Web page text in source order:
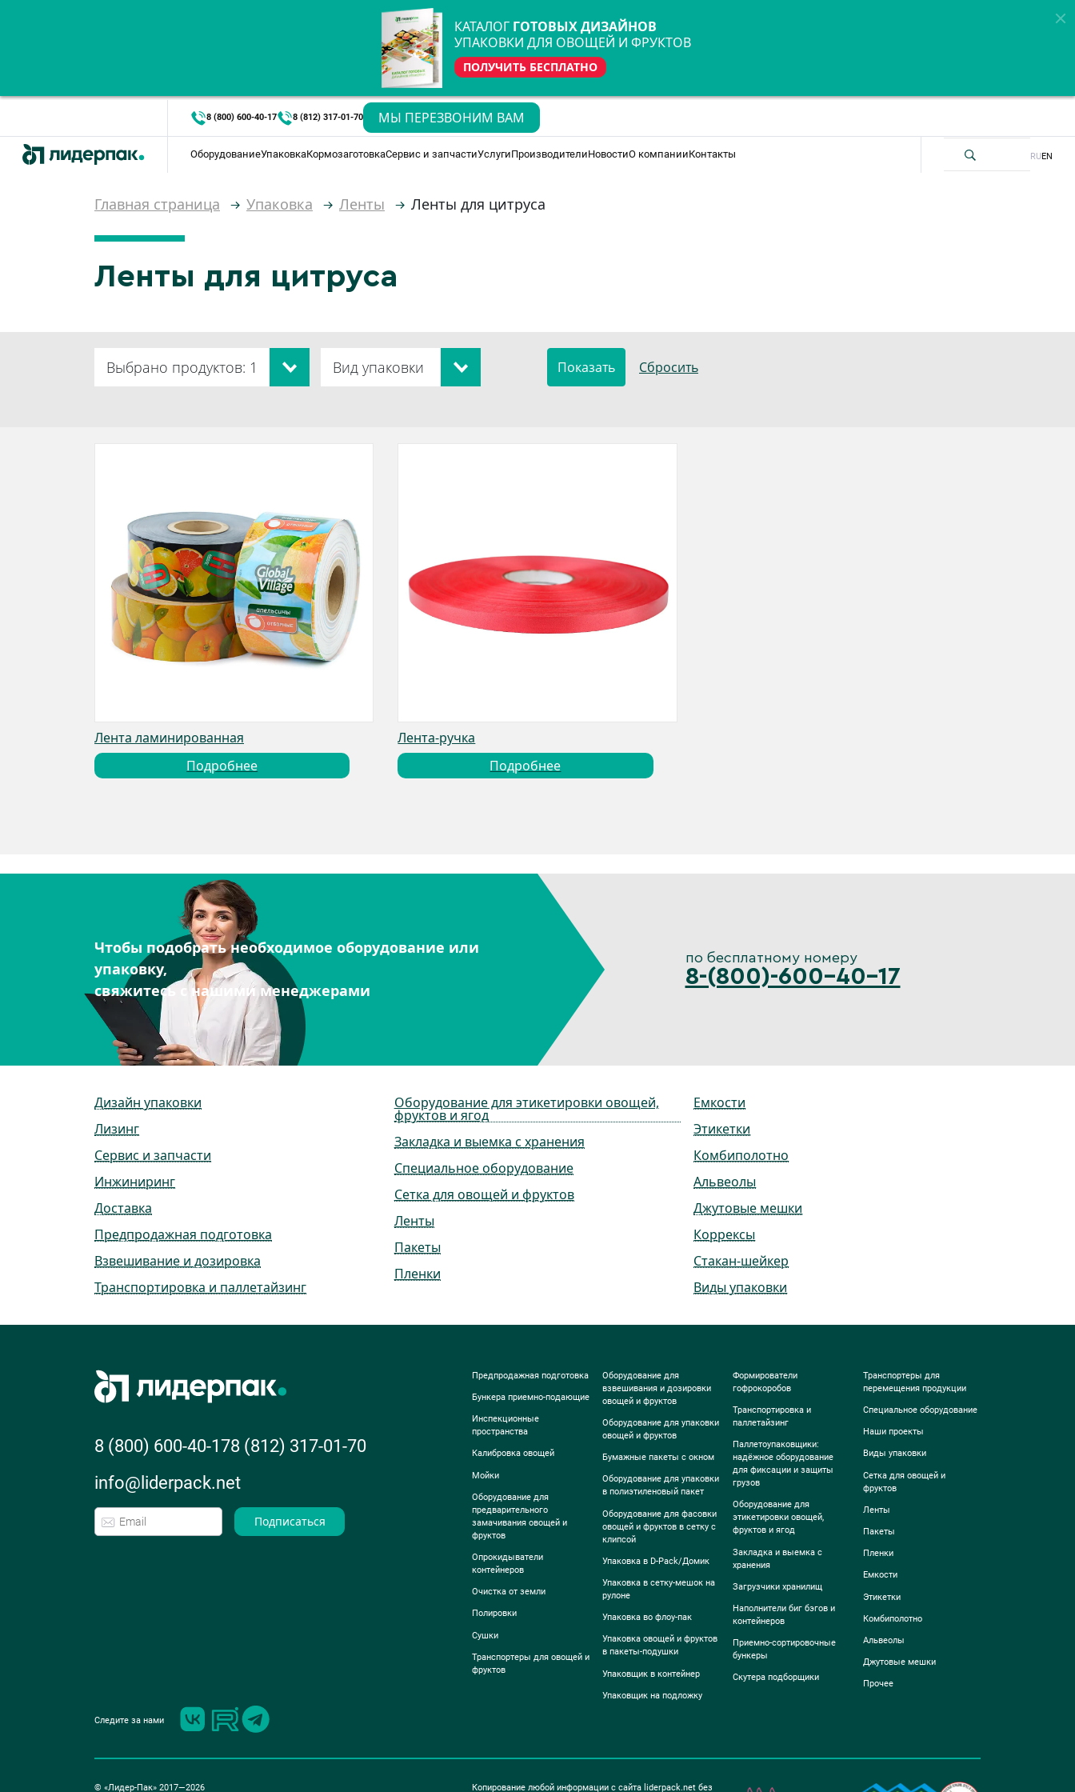
КАТАЛОГ ГОТОВЫХ ДИЗАЙНОВ
УПАКОВКИ ДЛЯ ОВОЩЕЙ И ФРУКТОВ
ПОЛУЧИТЬ БЕСПЛАТНО
8 (800) 600-40-17 8 (812) 317-01-70 МЫ ПЕРЕЗВОНИМ ВАМ
ОборудованиеУпаковкаКормозаготовкаСервис и запчастиУслугиПроизводителиНовостиО компанииКонтакты RUEN
Главная страница Упаковка Ленты Ленты для цитруса
Ленты для цитруса
Выбрано продуктов: 1 Вид упаковки
Лента ламинированная
Подробнее
Лента-ручка
Подробнее
Чтобы подобрать необходимое оборудование или
упаковку,
свяжитесь с нашими менеджерами
по бесплатному номеру
8-(800)-600-40-17
Дизайн упаковки
Лизинг
Сервис и запчасти
Инжиниринг
Доставка
Предпродажная подготовка
Взвешивание и дозировка
Транспортировка и паллетайзинг
Оборудование для этикетировки овощей,
фруктов и ягод
Закладка и выемка с хранения
Специальное оборудование
Сетка для овощей и фруктов
Ленты
Пакеты
Пленки
Емкости
Этикетки
Комбиполотно
Альвеолы
Джутовые мешки
Коррексы
Стакан-шейкер
Виды упаковки
8 (800) 600-40-178 (812) 317-01-70
info@liderpack.net
Подписаться
Предпродажная подготовка
Бункера приемно-подающие
Инспекционные
пространства
Калибровка овощей
Мойки
Оборудование для
предварительного
замачивания овощей и
фруктов
Опрокидыватели
контейнеров
Очистка от земли
Полировки
Сушки
Транспортеры для овощей и
фруктов
Оборудование для
взвешивания и дозировки
овощей и фруктов
Оборудование для упаковки
овощей и фруктов
Бумажные пакеты с окном
Оборудование для упаковки
в полиэтиленовый пакет
Оборудование для фасовки
овощей и фруктов в сетку с
клипсой
Упаковка в D-Pack/Домик
Упаковка в сетку-мешок на
рулоне
Упаковка во флоу-пак
Упаковка овощей и фруктов
в пакеты-подушки
Упаковщик в контейнер
Упаковщик на подложку
Формирователи
гофрокоробов
Транспортировка и
паллетайзинг
Паллетоупаковщики:
надёжное оборудование
для фиксации и защиты
грузов
Оборудование для
этикетировки овощей,
фруктов и ягод
Закладка и выемка с
хранения
Загрузчики хранилищ
Наполнители биг бэгов и
контейнеров
Приемно-сортировочные
бункеры
Скутера подборщики
Транспортеры для
перемещения продукции
Специальное оборудование
Наши проекты
Виды упаковки
Сетка для овощей и
фруктов
Ленты
Пакеты
Пленки
Емкости
Этикетки
Комбиполотно
Альвеолы
Джутовые мешки
Прочее
Следите за нами
© «Лидер-Пак» 2017—2026 Копирование любой информации с сайта liderpack.net без